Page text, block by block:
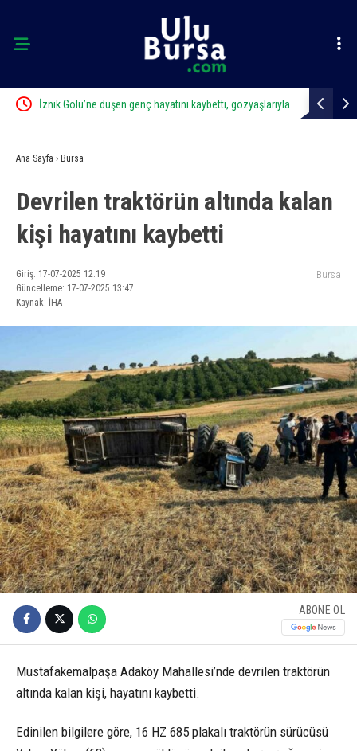
İznik Gölü’ne düşen genç hayatını kaybetti, gözyaşlarıyla Uludağ’da
Ana Sayfa › Bursa
Devrilen traktörün altında kalan
kişi hayatını kaybetti
Giriş: 17-07-2025 12:19
Güncelleme: 17-07-2025 13:47
Kaynak: İHA
Bursa
ABONE OL
Mustafakemalpaşa Adaköy Mahallesi’nde devrilen traktörün
altında kalan kişi, hayatını kaybetti.
Edinilen bilgilere göre, 16 HZ 685 plakalı traktörün sürücüsü